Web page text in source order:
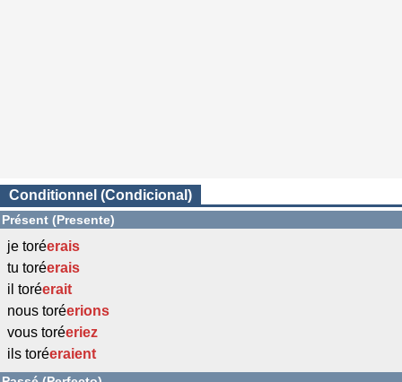
Conditionnel (Condicional)
Présent (Presente)
je toréerais
tu toréerais
il toréerait
nous toréerions
vous toréeriez
ils toréeraient